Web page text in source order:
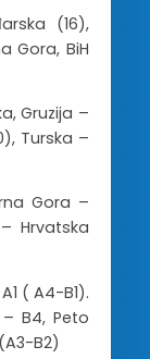
(16),
Gora, BiH
Gruzija –
Turska –
Gora –
Hrvatska
( A4-B1).
B4, Peto
B2)